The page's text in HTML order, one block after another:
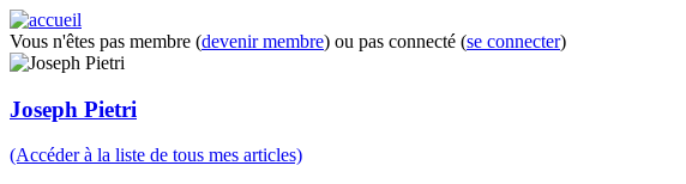
Vous n'êtes pas membre (devenir membre) ou pas connecté (se connecter)
Joseph Pietri
(Accéder à la liste de tous mes articles)